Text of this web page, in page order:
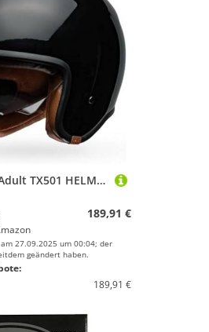
Bell Unisex-Adult TX501 HELME, Schwarz, S
189,91 €
27.09.2025 um 00:04; der
geändert haben.
189,91 €